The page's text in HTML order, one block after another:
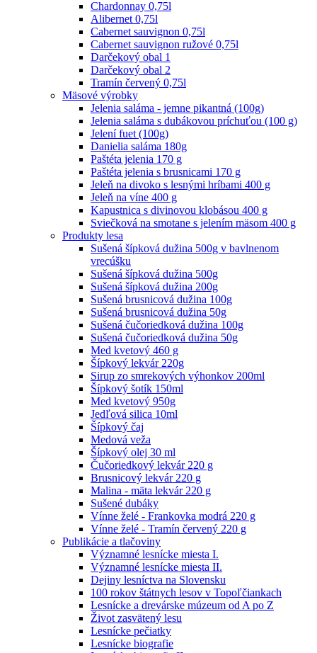
Chardonnay 0,75l
Alibernet 0,75l
Cabernet sauvignon 0,75l
Cabernet sauvignon ružové 0,75l
Darčekový obal 1
Darčekový obal 2
Tramín červený 0,75l
Mäsové výrobky
Jelenia saláma - jemne pikantná (100g)
Jelenia saláma s dubákovou príchuťou (100 g)
Jelení fuet (100g)
Danielia saláma 180g
Paštéta jelenia 170 g
Paštéta jelenia s brusnicami 170 g
Jeleň na divoko s lesnými hríbami 400 g
Jeleň na víne 400 g
Kapustnica s divinovou klobásou 400 g
Sviečková na smotane s jelením mäsom 400 g
Produkty lesa
Sušená šípková dužina 500g v bavlnenom
vrecúšku
Sušená šípková dužina 500g
Sušená šípková dužina 200g
Sušená brusnicová dužina 100g
Sušená brusnicová dužina 50g
Sušená čučoriedková dužina 100g
Sušená čučoriedková dužina 50g
Med kvetový 460 g
Šípkový lekvár 220g
Sirup zo smrekových výhonkov 200ml
Šípkový šotík 150ml
Med kvetový 950g
Jedľová silica 10ml
Šípkový čaj
Medová veža
Šípkový olej 30 ml
Čučoriedkový lekvár 220 g
Brusnicový lekvár 220 g
Malina - mäta lekvár 220 g
Sušené dubáky
Vínne želé - Frankovka modrá 220 g
Vínne želé - Tramín červený 220 g
Publikácie a tlačoviny
Významné lesnícke miesta I.
Významné lesnícke miesta II.
Dejiny lesníctva na Slovensku
100 rokov štátnych lesov v Topoľčiankach
Lesnícke a drevárske múzeum od A po Z
Život zasvätený lesu
Lesnícke pečiatky
Lesnícke biografie